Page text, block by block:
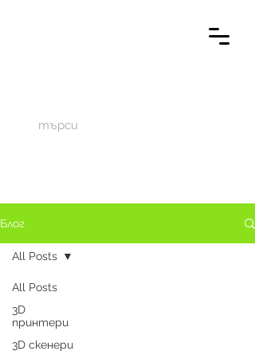
Блог
All Posts
3D
принтери
3D скенери
All Posts